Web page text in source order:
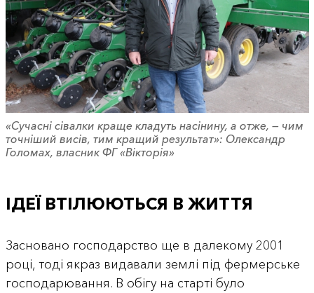
«Сучасні сівалки краще кладуть насінину, а отже, — чим
точніший висів, тим кращий результат»: Олександр
Голомах, власник ФГ «Вікторія»
ІДЕЇ ВТІЛЮЮТЬСЯ В ЖИТТЯ
Засновано господарство ще в далекому 2001
році, тоді якраз видавали землі під фермерське
господарювання. В обігу на старті було